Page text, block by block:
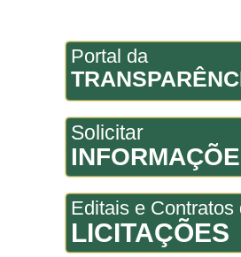
Portal da
Solicitar
Editais e Contratos
LICITAÇÕES